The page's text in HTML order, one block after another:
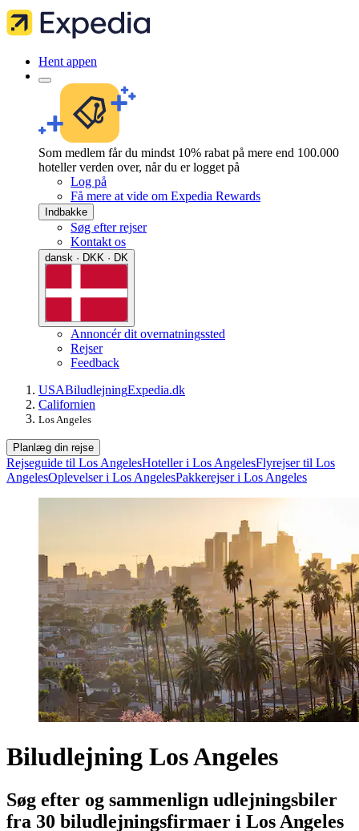
Hent appen
Som medlem får du mindst 10% rabat på mere end 100.000
hoteller verden over, når du er logget på
Log på
Få mere at vide om Expedia Rewards
Indbakke
Søg efter rejser
Kontakt os
dansk · DKK · DK
Annoncér dit overnatningssted
Rejser
Feedback
USABiludlejningExpedia.dk
Californien
Los Angeles
Planlæg din rejse
Rejseguide til Los AngelesHoteller i Los AngelesFlyrejser til Los
AngelesOplevelser i Los AngelesPakkerejser i Los Angeles
Biludlejning Los Angeles
Søg efter og sammenlign udlejningsbiler
fra 30 biludlejningsfirmaer i Los Angeles